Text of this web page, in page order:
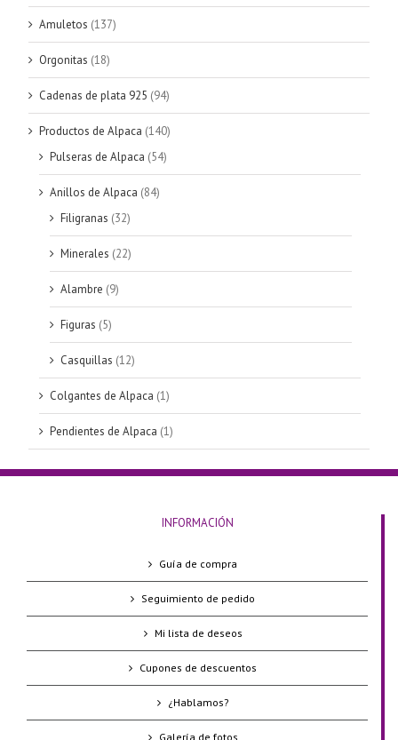
Amuletos (137)
Orgonitas (18)
Cadenas de plata 925 (94)
Productos de Alpaca (140)
Pulseras de Alpaca (54)
Anillos de Alpaca (84)
Filigranas (32)
Minerales (22)
Alambre (9)
Figuras (5)
Casquillas (12)
Colgantes de Alpaca (1)
Pendientes de Alpaca (1)
INFORMACIÓN
Guía de compra
Seguimiento de pedido
Mi lista de deseos
Cupones de descuentos
¿Hablamos?
Galería de fotos